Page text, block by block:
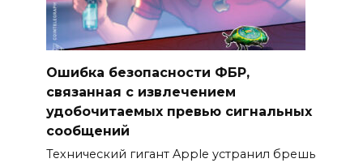
Ошибка безопасности ФБР,
связанная с извлечением
удобочитаемых превью сигнальных
сообщений
Технический гигант Apple устранил брешь